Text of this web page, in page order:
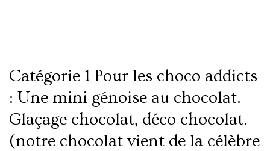
Catégorie 1 Pour les choco addicts
: Une mini génoise au chocolat.
Glaçage chocolat, déco chocolat.
(notre chocolat vient de la célèbre